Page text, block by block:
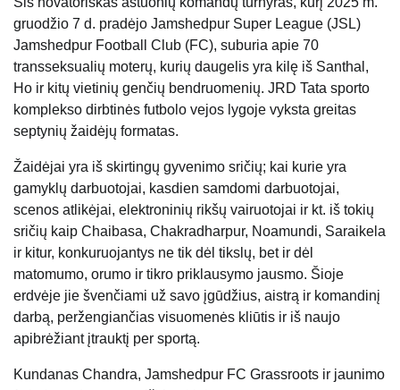
gruodžio 7 d. pradėjo Jamshedpur Super League (JSL)
Jamshedpur Football Club (FC), suburia apie 70
transseksualių moterų, kurių daugelis yra kilę iš Santhal,
Ho ir kitų vietinių genčių bendruomenių. JRD Tata sporto
komplekso dirbtinės futbolo vejos lygoje vyksta greitas
septynių žaidėjų formatas.
Žaidėjai yra iš skirtingų gyvenimo sričių; kai kurie yra
gamyklų darbuotojai, kasdien samdomi darbuotojai,
scenos atlikėjai, elektroninių rikšų vairuotojai ir kt. iš tokių
sričių kaip Chaibasa, Chakradharpur, Noamundi, Saraikela
ir kitur, konkuruojantys ne tik dėl tikslų, bet ir dėl
matomumo, orumo ir tikro priklausymo jausmo. Šioje
erdvėje jie švenčiami už savo įgūdžius, aistrą ir komandinį
darbą, peržengiančias visuomenės kliūtis ir iš naujo
apibrėžiant įtrauktį per sportą.
Kundanas Chandra, Jamshedpur FC Grassroots ir jaunimo